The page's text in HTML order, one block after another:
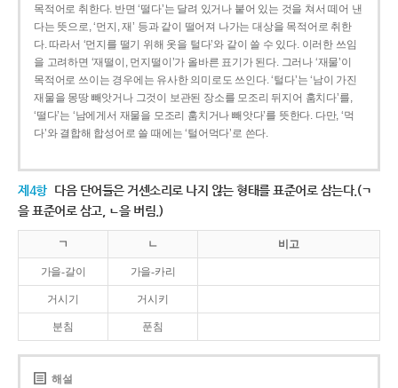
목적어로 취한다. 반면 ‘떨다’는 달려 있거나 붙어 있는 것을 쳐서 떼어 낸
다는 뜻으로, ‘먼지, 재’ 등과 같이 떨어져 나가는 대상을 목적어로 취한
다. 따라서 ‘먼지를 떨기 위해 옷을 털다’와 같이 쓸 수 있다. 이러한 쓰임
을 고려하면 ‘재떨이, 먼지떨이’가 올바른 표기가 된다. 그러나 ‘재물’이
목적어로 쓰이는 경우에는 유사한 의미로도 쓰인다. ‘털다’는 ‘남이 가진
재물을 몽땅 빼앗거나 그것이 보관된 장소를 모조리 뒤지어 훔치다’를,
‘떨다’는 ‘남에게서 재물을 모조리 훔치거나 빼앗다’를 뜻한다. 다만, ‘먹
다’와 결합해 합성어로 쓸 때에는 ‘털어먹다’로 쓴다.
제4항 다음 단어들은 거센소리로 나지 않는 형태를 표준어로 삼는다.(ㄱ
을 표준어로 삼고, ㄴ을 버림.)
ㄱ ㄴ 비고
가을-갈이 가을-카리
거시기 거시키
분침 푼침
해설